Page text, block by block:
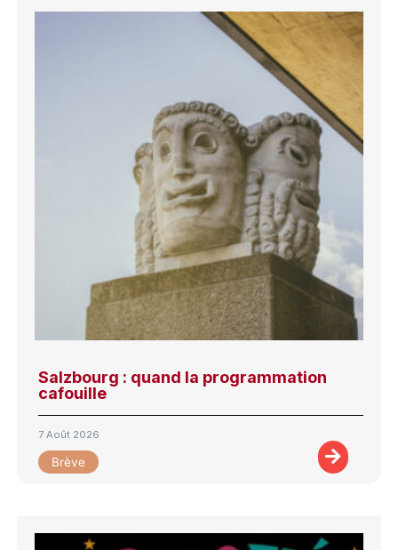
Salzbourg : quand la programmation
cafouille
7 Août 2026
Brève